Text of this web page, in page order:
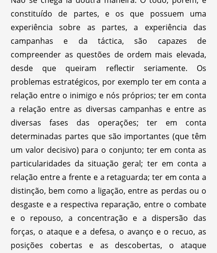
constituído de partes, e os que possuem uma
experiência sobre as partes, a experiência das
campanhas e da táctica, são capazes de
compreender as questões de ordem mais elevada,
desde que queiram reflectir seriamente. Os
problemas estratégicos, por exemplo ter em conta a
relação entre o inimigo e nós próprios; ter em conta
a relação entre as diversas campanhas e entre as
diversas fases das operações; ter em conta
determinadas partes que são importantes (que têm
um valor decisivo) para o conjunto; ter em conta as
particularidades da situação geral; ter em conta a
relação entre a frente e a retaguarda; ter em conta a
distinção, bem como a ligação, entre as perdas ou o
desgaste e a respectiva reparação, entre o combate
e o repouso, a concentração e a dispersão das
forças, o ataque e a defesa, o avanço e o recuo, as
posições cobertas e as descobertas, o ataque